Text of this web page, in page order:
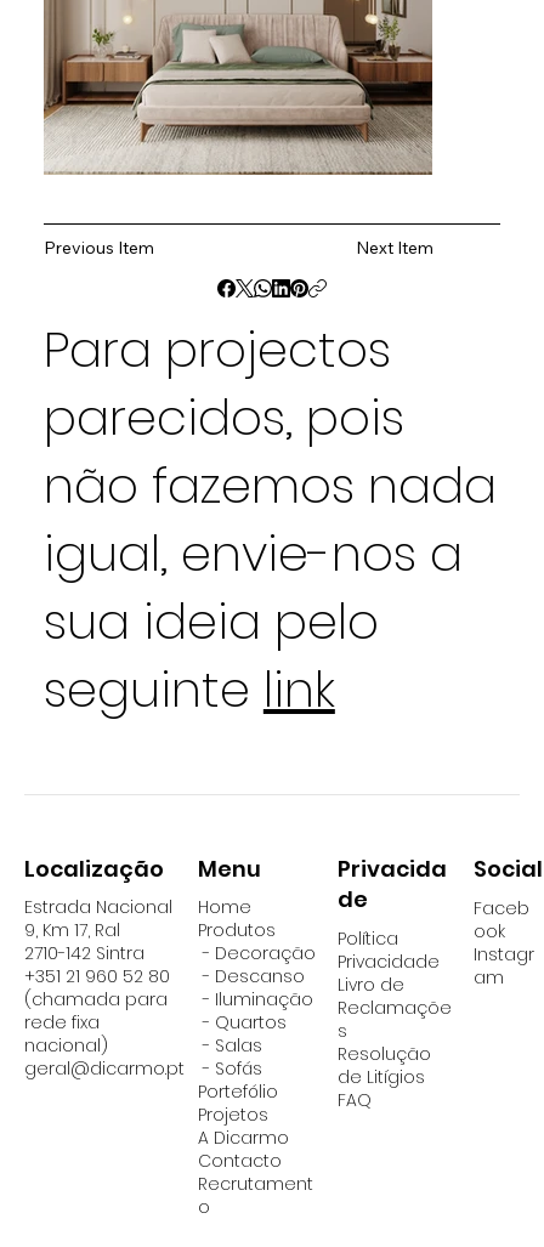
Para projectos
parecidos, pois
não fazemos nada
igual, envie-nos a
sua ideia pelo
seguinte link
Next Item
Previous Item
Estrada Nacional
9, Km 17, Ral
2710-142 Sintra
+351 21 960 52 80
(chamada para
rede fixa
nacional)
geral@dicarmo.pt
Localização
Home
Produtos
- Decoração
- Descanso
- Iluminação
- Quartos
- Salas
- Sofás
Portefólio
Projetos
A Dicarmo
Contacto
Recrutament
o
Menu
Política
Privacidade
Livro de
Reclamaçõe
s
Resolução
de Litígios
FAQ
Privacida
de
Faceb
ook
Instagr
am
Social